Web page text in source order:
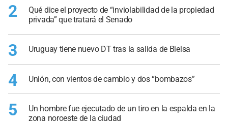
2
Qué dice el proyecto de “inviolabilidad de la propiedad
privada” que tratará el Senado
3 Uruguay tiene nuevo DT tras la salida de Bielsa
4 Unión, con vientos de cambio y dos “bombazos”
5
Un hombre fue ejecutado de un tiro en la espalda en la
zona noroeste de la ciudad